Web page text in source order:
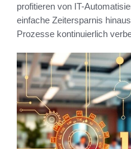
profitieren von IT-
einfache Zeitersparnis
Prozesse kontinuierlich